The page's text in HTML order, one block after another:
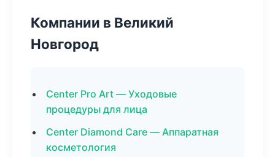
Компании в Великий
Новгород
Center Pro Art — Уходовые
процедуры для лица
Center Diamond Care — Аппаратная
косметология